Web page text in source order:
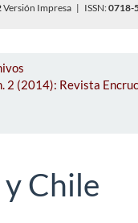
Versión Impresa | ISSN:0718-
2 (2014): Revista
Chile